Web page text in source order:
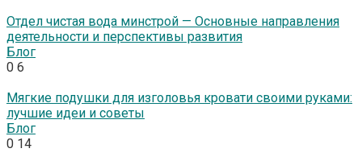
Отдел чистая вода минстрой — Основные направления
деятельности и перспективы развития
Блог
0 6
Мягкие подушки для изголовья кровати своими руками:
лучшие идеи и советы
Блог
0 14